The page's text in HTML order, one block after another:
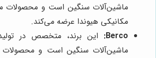
ماشین‌آلات سنگین است و محصولات
مکانیکی هیوندا عرضه می‌کند.
Berco:
این برند، متخصص در
ماشین‌آلات سنگین است و محصولات